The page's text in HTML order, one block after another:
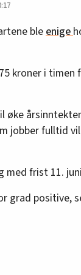
ble enige
kroner i timen
øke
jobber fulltid
med frist 11.
grad positive,